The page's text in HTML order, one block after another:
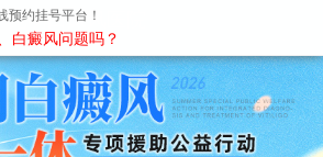
昆明白癜风医院
预约挂号平台！
白癜风问题吗？